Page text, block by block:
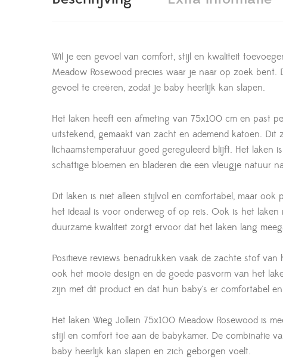
Wil je een gevoel van comfort, stijl en kwaliteit
Meadow Rosewood precies waar je naar op zoek
gevoel te creëren, zodat je baby heerlijk kan slapen.
Het laken heeft een afmeting van 75x100 cm en past
uitstekend, gemaakt van zacht en ademend katoen.
lichaamstemperatuur goed gereguleerd blijft. Het laken
schattige bloemen en bladeren die een vleugje natuur
Dit laken is niet alleen stijlvol en comfortabel, maar
het ideaal is voor onderweg of op reis. Ook is het
duurzame kwaliteit zorgt ervoor dat het laken lang
Positieve reviews benadrukken vaak de zachte stof
ook het mooie design en de goede pasvorm van het
zijn met dit product en dat hun baby's er comfortabel
Het laken Wieg Jollein 75x100 Meadow Rosewood is
stijl en comfort toe aan de babykamer. De combinatie
baby heerlijk kan slapen en zich geborgen voelt.